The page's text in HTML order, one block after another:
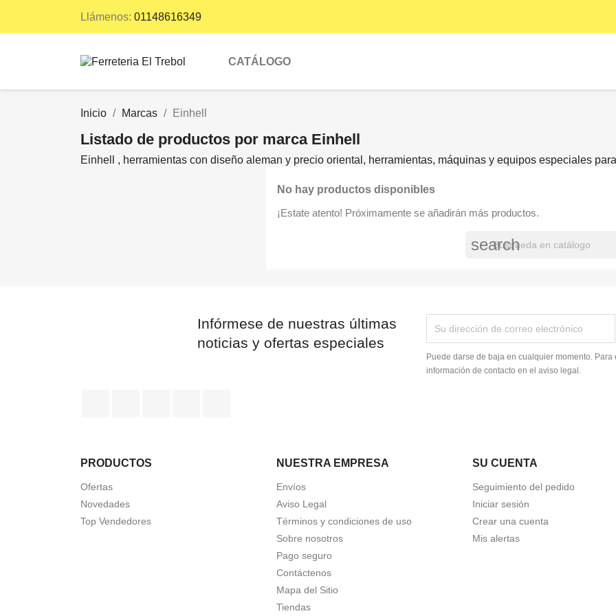
Llámenos: 01148616349
CATÁLOGO
Inicio Marcas Einhell
Listado de productos por marca Einhell
Einhell , herramientas con diseño aleman y precio oriental, herramientas, máquinas y equipos especiales
No hay productos disponibles
¡Estate atento! Próximamente se añadirán más productos.
search
Infórmese de nuestras últimas
noticias y ofertas especiales
Puede darse de baja en cualquier momento.
información de contacto en el aviso legal.
PRODUCTOS
Ofertas
Novedades
Top Vendedores
NUESTRA EMPRESA
Envíos
Aviso Legal
Términos y condiciones de uso
Sobre nosotros
Pago seguro
Contáctenos
Mapa del Sitio
Tiendas
SU CUENTA
Seguimiento del pedido
Iniciar sesión
Crear una cuenta
Mis alertas